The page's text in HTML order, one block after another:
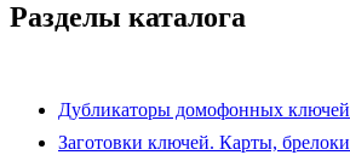
Разделы каталога
Дубликаторы домофонных ключей
Заготовки ключей. Карты, брелоки